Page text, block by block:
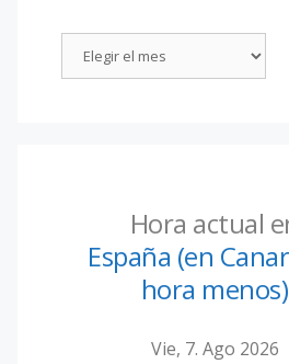
Hora actual
España (en
hora menos)